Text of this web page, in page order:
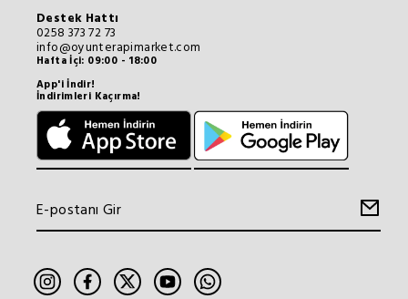
Destek Hattı
0258 373 72 73
info@oyunterapimarket.com
Hafta İçi: 09:00 - 18:00
App'i İndir!
İndirimleri Kaçırma!